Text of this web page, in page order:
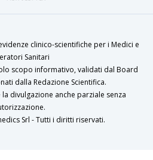
clinico-scientifiche per i Medici e
Sanitari
scopo informativo, validati dal Board
dalla Redazione Scientifica.
divulgazione anche parziale senza
Srl - Tutti i diritti riservati.